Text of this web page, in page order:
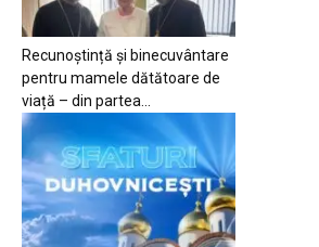
Recunoștință și binecuvântare
pentru mamele dătătoare de
viață – din partea...